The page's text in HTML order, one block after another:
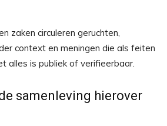
zaken circuleren geruchten,
context en meningen die als feiten
alles is publiek of verifieerbaar.
samenleving hierover